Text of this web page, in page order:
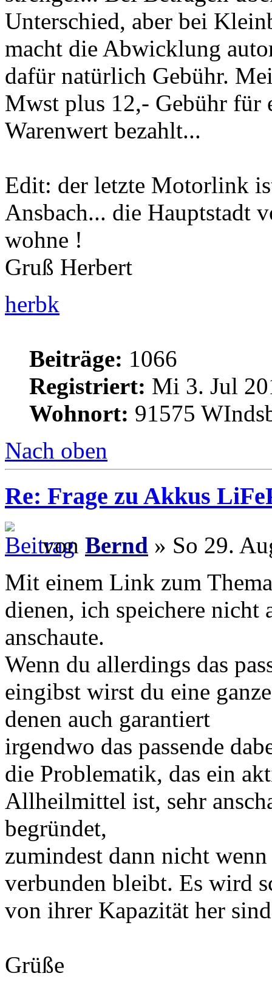
Unterschied, aber bei
macht die Abwicklung
dafür natürlich Gebühr.
Mwst plus 12,- Gebühr für
Warenwert bezahlt...
Edit: der letzte Motorlink
Ansbach... die Hauptstadt
wohne !
Gruß Herbert
herbk
Beiträge: 1066
Registriert: Mi 3. Jul
Wohnort: 91575
Nach oben
Re: Frage zu Akkus
von Bernd » So 29.
Mit einem Link zum
dienen, ich speichere nicht
anschaute.
Wenn du allerdings das
eingibst wirst du eine
denen auch garantiert
irgendwo das passende
die Problematik, das ein
Allheilmittel ist, sehr
begründet,
zumindest dann nicht
verbunden bleibt. Es wird
von ihrer Kapazität her
Grüße